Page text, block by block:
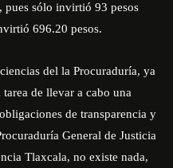
pues sólo invirtió 93 pesos
696.20 pesos.
del la Procuraduría, ya
de llevar a cabo una
de transparencia y
General de Justicia
Tlaxcala, no existe nada,